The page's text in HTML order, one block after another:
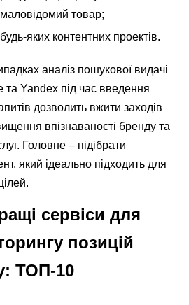
маловідомий товар;
будь-яких контентних проектів.
аналіз пошукової видачі
та Yandex під час введення
дозволить вжити заходів
впізнаваності бренду та
Головне – підібрати
який ідеально підходить для
сервіси для
позицій
ТОП-10